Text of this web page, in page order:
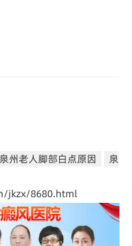
泉州老人脚部白点原因
泉
jkzx/8680.html